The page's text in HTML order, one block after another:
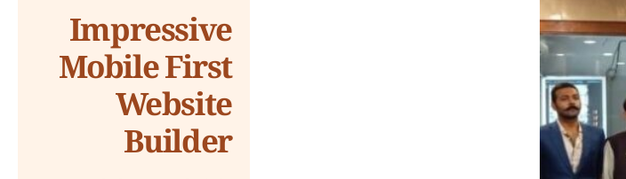
Impressive
Mobile First
Website
Builder